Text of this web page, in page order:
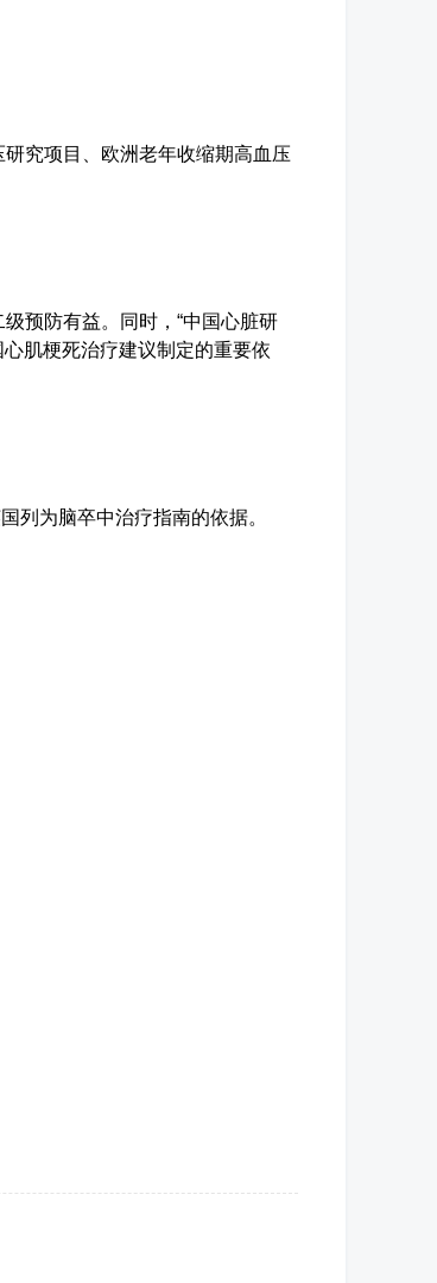
究项目、欧洲老年收缩期高血压
预防有益。同时，“中国心脏研
肌梗死治疗建议制定的重要依
为脑卒中治疗指南的依据。